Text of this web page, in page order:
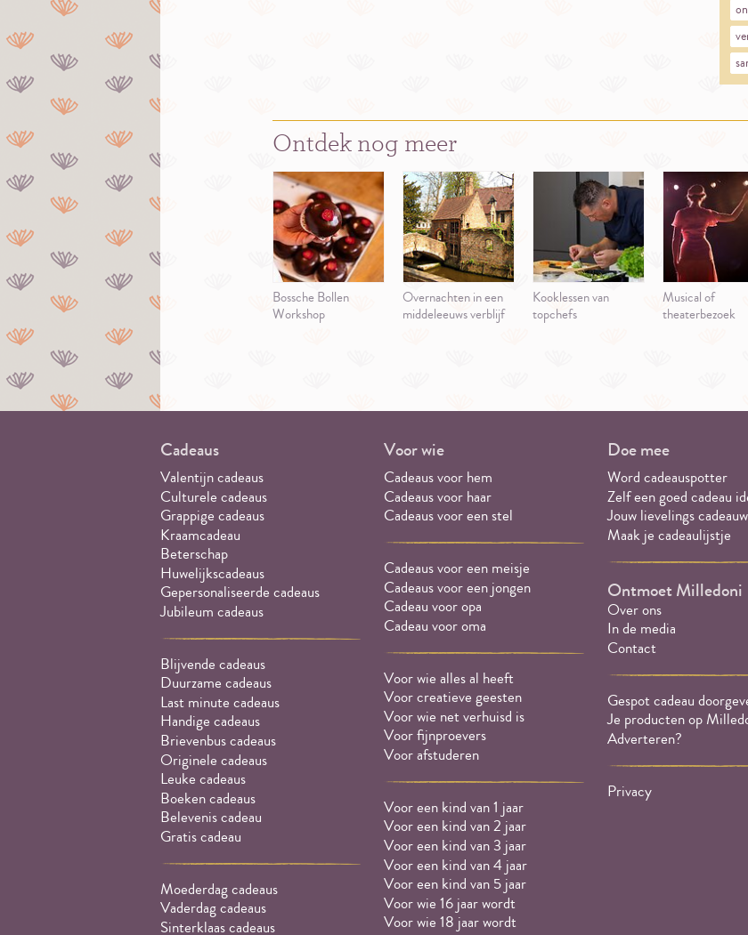
Ontdek nog meer
Bossche Bollen
Workshop
Overnachten in een
middeleeuws verblijf
Kooklessen van
topchefs
Musical of
theaterbezoek
Cadeaus
Valentijn cadeaus
Culturele cadeaus
Grappige cadeaus
Kraamcadeau
Beterschap
Huwelijkscadeaus
Gepersonaliseerde cadeaus
Jubileum cadeaus
Blijvende cadeaus
Duurzame cadeaus
Last minute cadeaus
Handige cadeaus
Brievenbus cadeaus
Originele cadeaus
Leuke cadeaus
Boeken cadeaus
Belevenis cadeau
Gratis cadeau
Moederdag cadeaus
Vaderdag cadeaus
Sinterklaas cadeaus
Voor wie
Cadeaus voor hem
Cadeaus voor haar
Cadeaus voor een stel
Cadeaus voor een meisje
Cadeaus voor een jongen
Cadeau voor opa
Cadeau voor oma
Voor wie alles al heeft
Voor creatieve geesten
Voor wie net verhuisd is
Voor fijnproevers
Voor afstuderen
Voor een kind van 1 jaar
Voor een kind van 2 jaar
Voor een kind van 3 jaar
Voor een kind van 4 jaar
Voor een kind van 5 jaar
Voor wie 16 jaar wordt
Voor wie 18 jaar wordt
Doe mee
Word cadeauspotter
Zelf een goed cadeau
Jouw lievelings
Maak je cadeaulijstje
Ontmoet Milledoni
Over ons
In de media
Contact
Gespot cadeau
Je producten op
Adverteren?
Privacy